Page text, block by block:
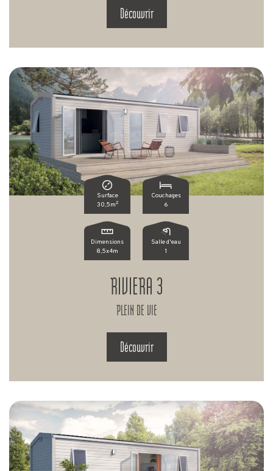
Découvrir
Surface
30,5m2
Couchages
6
Dimensions
8,5x4m
Salle d'eau
1
RIVIERA 3
PLEIN DE VIE
Découvrir